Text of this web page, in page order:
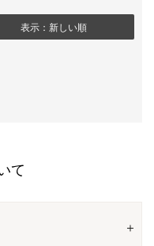
表示：新しい順
て